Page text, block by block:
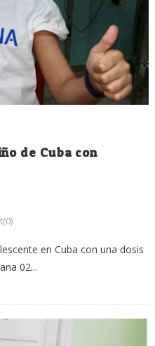
de Cuba con
en Cuba con una dosis
02...